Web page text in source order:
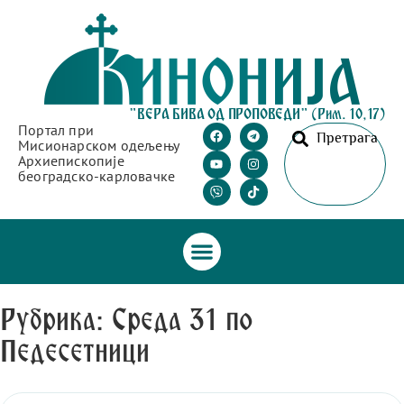
"ВЕРА БИВА ОД ПРОПОВЕДИ" (Рим. 10,17)
Портал при
Мисионарском одељењу
Архиепископије
београдско-карловачке
Претрага
Рубрика: Среда 31 по
Педесетници